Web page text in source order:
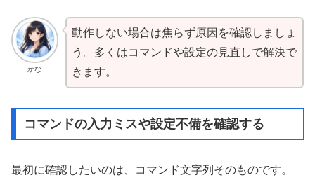
かな
動作しない場合は焦らず原因を確認しましょ
う。多くはコマンドや設定の見直しで解決で
きます。
コマンドの入力ミスや設定不備を確認する
最初に確認したいのは、コマンド文字列そのものです。